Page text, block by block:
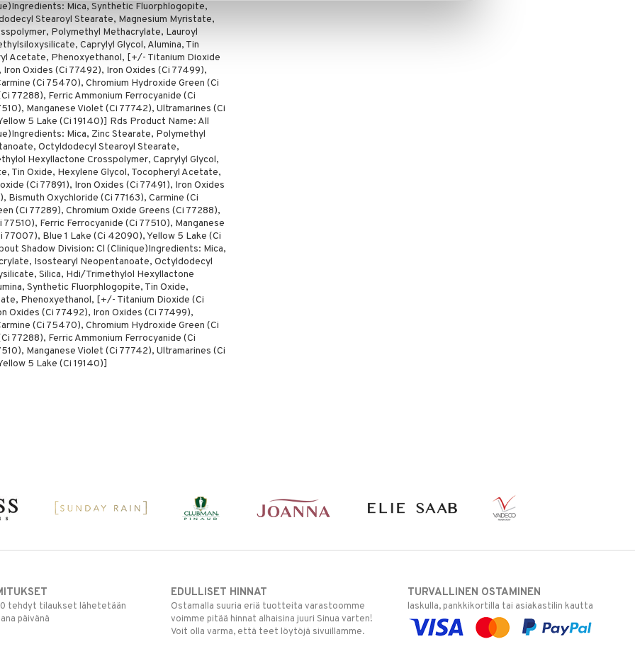
Mica, Synthetic Fluorphlogopite,
Stearoyl Stearate, Magnesium Myristate,
Polymethyl Methacrylate, Lauroyl
Caprylyl Glycol, Alumina, Tin
Acetate, Phenoxyethanol, [+/- Titanium Dioxide
Iron Oxides (Ci 77492), Iron Oxides (Ci 77499),
(Ci 75470), Chromium Hydroxide Green (Ci
77288), Ferric Ammonium Ferrocyanide (Ci
Manganese Violet (Ci 77742), Ultramarines (Ci
5 Lake (Ci 19140)] Rds Product Name: All
Mica, Zinc Stearate, Polymethyl
Octyldodecyl Stearoyl Stearate,
Hexyllactone Crosspolymer, Caprylyl Glycol,
Tin Oxide, Hexylene Glycol, Tocopheryl Acetate,
(Ci 77891), Iron Oxides (Ci 77491), Iron Oxides
Bismuth Oxychloride (Ci 77163), Carmine (Ci
(Ci 77289), Chromium Oxide Greens (Ci 77288),
Ferric Ferrocyanide (Ci 77510), Manganese
Blue 1 Lake (Ci 42090), Yellow 5 Lake (Ci
Shadow Division: Cl (Clinique)Ingredients: Mica,
Isostearyl Neopentanoate, Octyldodecyl
Silica, Hdi/Trimethylol Hexyllactone
Synthetic Fluorphlogopite, Tin Oxide,
Phenoxyethanol, [+/- Titanium Dioxide (Ci
Oxides (Ci 77492), Iron Oxides (Ci 77499),
(Ci 75470), Chromium Hydroxide Green (Ci
77288), Ferric Ammonium Ferrocyanide (Ci
Manganese Violet (Ci 77742), Ultramarines (Ci
5 Lake (Ci 19140)]
tehdyt tilaukset lähetetään
päivänä
EDULLISET HINNAT
Ostamalla suuria eriä tuotteita varastoomme
voimme pitää hinnat alhaisina juuri Sinua varten!
Voit olla varma, että teet löytöjä sivuillamme.
TURVALLINEN OSTAMINEN
laskulla, pankkikortilla tai asiakastilin kautta